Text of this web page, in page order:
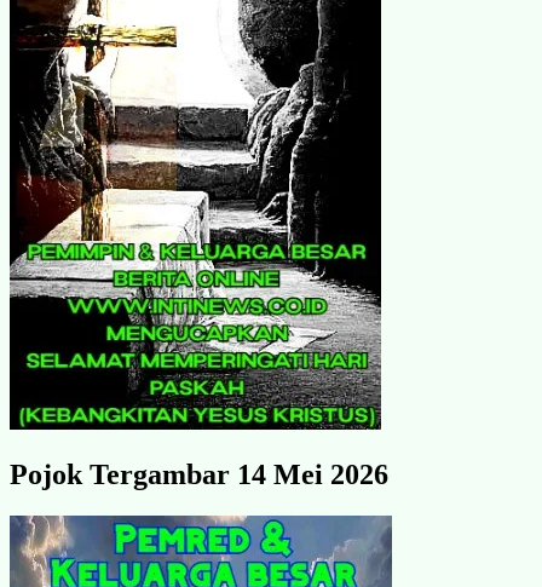
Pojok Tergambar 14 Mei 2026